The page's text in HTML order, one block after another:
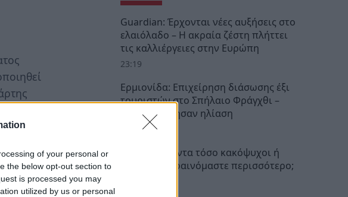
of your personal or
the below opt-out section to
is processed you may
utilized by us or personal
Guardian: Έρχονται νέες αυξήσεις στο
ελαιόλαδο – Η ακραία ζέστη πλήττει
τις καλλιέργειες στην Ευρώπη
23:19
Ερμιονίδα: Επιχείρηση διάσωσης έξι
τουριστών στο Σπήλαιο Φράγχθι –
Τρεις υπέστησαν ηλίαση
Ήμασταν πάντα τόσο κακόψυχοι ή
τώρα απλά φαινόμαστε περισσότερο;